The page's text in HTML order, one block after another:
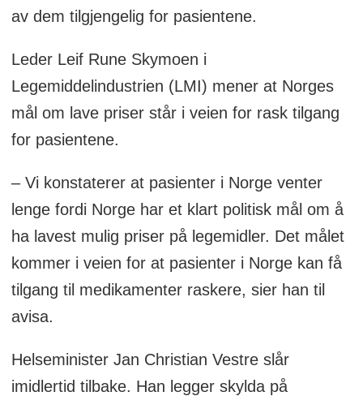
av dem tilgjengelig for pasientene.
Leder Leif Rune Skymoen i
Legemiddelindustrien (LMI) mener at Norges
mål om lave priser står i veien for rask tilgang
for pasientene.
– Vi konstaterer at pasienter i Norge venter
lenge fordi Norge har et klart politisk mål om å
ha lavest mulig priser på legemidler. Det målet
kommer i veien for at pasienter i Norge kan få
tilgang til medikamenter raskere, sier han til
avisa.
Helseminister Jan Christian Vestre slår
imidlertid tilbake. Han legger skylda på